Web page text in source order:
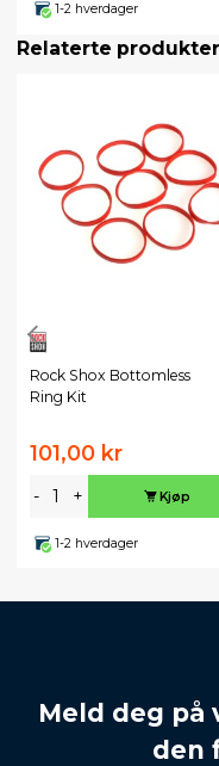
1-2 hverdager
Relaterte produkter
Rock Shox Bottomless
Ring Kit
101,00 kr
- + Kjøp
1-2 hverdager
Meld deg på
den